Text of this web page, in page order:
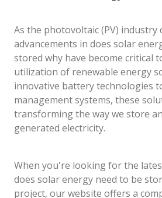
As the photovoltaic (PV) industry
advancements in does solar
stored why have become critical
utilization of renewable energy
innovative battery technologies
management systems, these
transforming the way we store
generated electricity.
When you're looking for the
does solar energy need to be
project, our website offers a